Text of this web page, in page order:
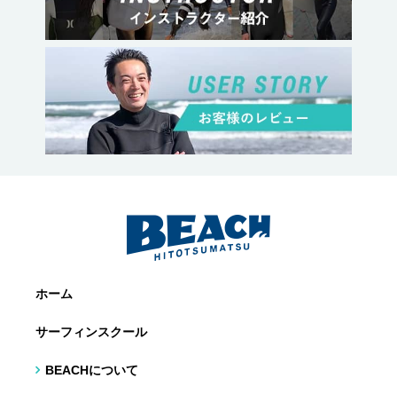
ホーム
サーフィンスクール
BEACHについて